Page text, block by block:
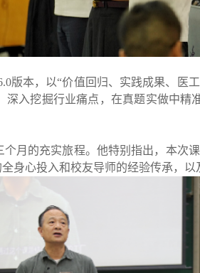
版本，以‌“价值回归、实践成果、医
入挖掘行业痛点，在真题实做中
月的充实旅程。他特别指出，本次
身心投入和校友导师的经验传承，以